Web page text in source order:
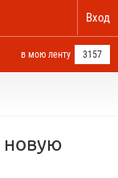
Вход
в мою ленту 3157
новую